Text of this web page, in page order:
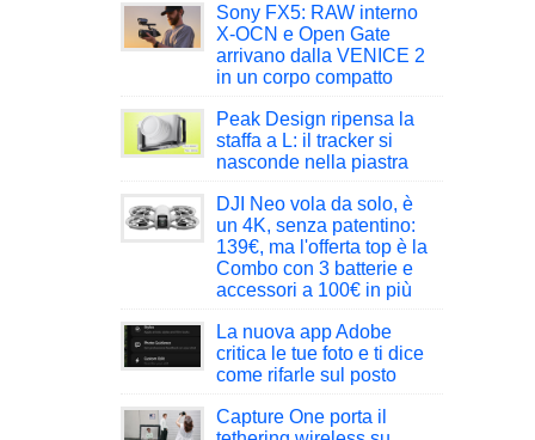
Sony FX5: RAW interno
X-OCN e Open Gate
arrivano dalla VENICE 2
in un corpo compatto
Peak Design ripensa la
staffa a L: il tracker si
nasconde nella piastra
DJI Neo vola da solo, è
un 4K, senza patentino:
139€, ma l'offerta top è la
Combo con 3 batterie e
accessori a 100€ in più
La nuova app Adobe
critica le tue foto e ti dice
come rifarle sul posto
Capture One porta il